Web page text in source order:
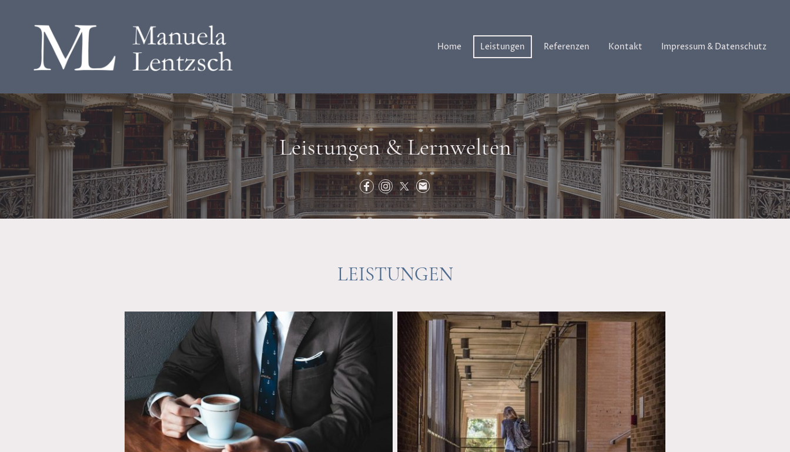
Home Leistungen Referenzen Kontakt Impressum & Datenschutz
Leistungen & Lernwelten
LEISTUNGEN